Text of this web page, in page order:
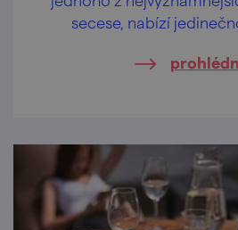
secese, nabízí